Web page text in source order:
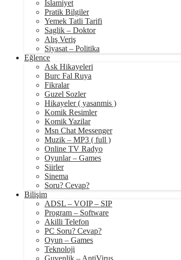
Islamiyet
Pratik Bilgiler
Yemek Tatli Tarifi
Saglik – Doktor
Alış Veriş
Siyasat – Politika
Eğlence
Ask Hikayeleri
Burc Fal Ruya
Fikralar
Guzel Sozler
Hikayeler ( yasanmis )
Komik Resimler
Komik Yazilar
Msn Chat Messenger
Muzik – MP3 ( full )
Online TV Radyo
Oyunlar – Games
Siirler
Sinema
Soru? Cevap?
Bilişim
ADSL – VOIP – SIP
Program – Software
Akilli Telefon
PC Soru? Cevap?
Oyun – Games
Teknoloji
Guvenlik – AntiVirus